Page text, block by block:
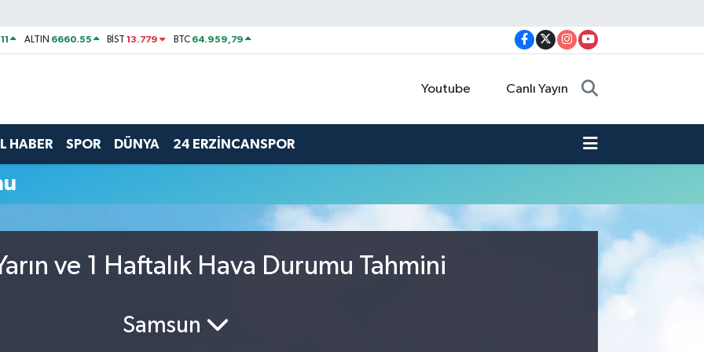
ALTIN 6660.55 BİST13.779 BTC 64.959,79
Youtube Canlı Yayın
HABER SPOR DÜNYA 24 ERZİNCANSPOR
ve 1 Haftalık Hava Durumu Tahmini
Samsun